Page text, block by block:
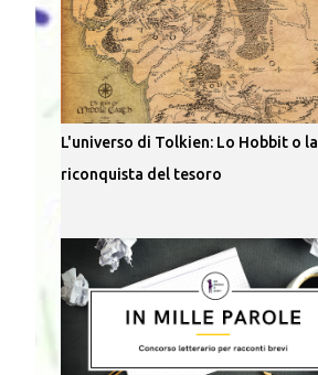
L'universo di Tolkien: Lo Hobbit o la
riconquista del tesoro